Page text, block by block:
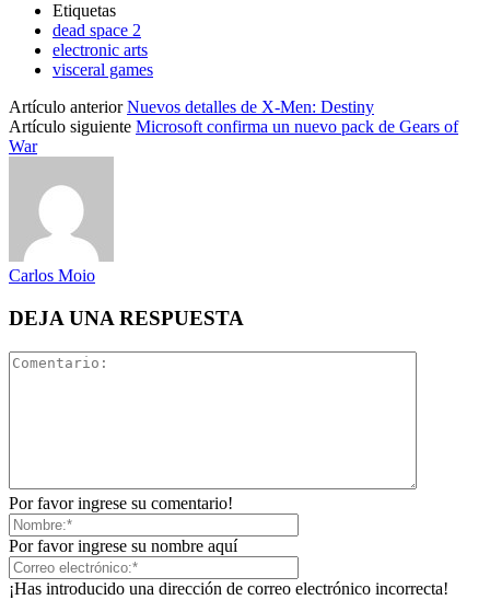
Etiquetas
dead space 2
electronic arts
visceral games
Artículo anterior Nuevos detalles de X-Men: Destiny
Artículo siguiente Microsoft confirma un nuevo pack de Gears of
War
Carlos Moio
DEJA UNA RESPUESTA
Por favor ingrese su comentario!
Por favor ingrese su nombre aquí
¡Has introducido una dirección de correo electrónico incorrecta!